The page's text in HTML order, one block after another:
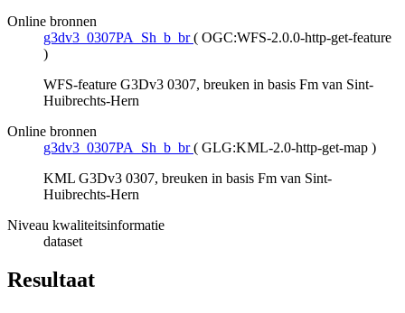
Online bronnen
g3dv3_0307PA_Sh_b_br ( OGC:WFS-2.0.0-http-get-feature
)
WFS-feature G3Dv3 0307, breuken in basis Fm van Sint-
Huibrechts-Hern
Online bronnen
g3dv3_0307PA_Sh_b_br ( GLG:KML-2.0-http-get-map )
KML G3Dv3 0307, breuken in basis Fm van Sint-
Huibrechts-Hern
Niveau kwaliteitsinformatie
dataset
Resultaat